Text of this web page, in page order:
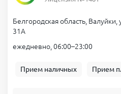
Белгородская область, Валуйки,
31А
ежедневно, 06:00–23:00
Прием наличных Прием